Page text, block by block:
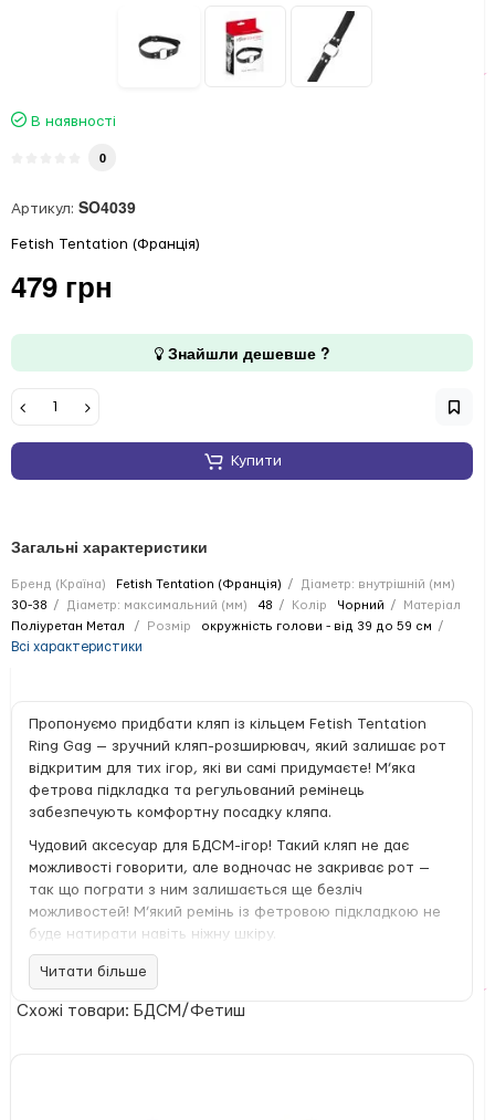
В наявності
0
Артикул: SO4039
Fetish Tentation (Франція)
479 грн
Знайшли дешевше ?
Купити
Загальні характеристики
Бренд (Країна) Fetish Tentation (Франція)
Діаметр: внутрішній (мм)
30-38
Діаметр: максимальний (мм) 48 Колір Чорний
Матеріал
Поліуретан Метал
Розмір окружність голови - від 39 до 59 см
Всі характеристики
Пропонуємо придбати кляп із кільцем Fetish Tentation
Ring Gag — зручний кляп-розширювач, який залишає рот
відкритим для тих ігор, які ви самі придумаєте! М’яка
фетрова підкладка та регульований ремінець
забезпечують комфортну посадку кляпа.
Чудовий аксесуар для БДСМ-ігор! Такий кляп не дає
можливості говорити, але водночас не закриває рот —
так що пограти з ним залишається ще безліч
можливостей! М’який ремінь із фетровою підкладкою не
буде натирати навіть ніжну шкіру.
Виготовлений із поліуретану з якісними металевими
деталями.
Зовнішній діаметр кільця 4,8 см.
Читати більше
Схожі товари: БДСМ/Фетиш